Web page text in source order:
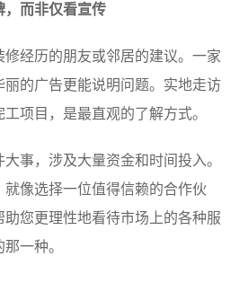
，而非仅看宣传
修经历的朋友或邻居的建议。一家
丽的广告更能说明问题。实地走访
项目，是最直观的了解方式。
事，涉及大量资金和时间投入。
像选择一位值得信赖的合作伙
您更理性地看待市场上的各种服
一种。